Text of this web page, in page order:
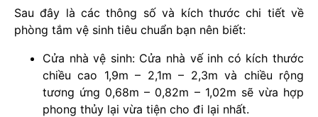
Sau đây là các thông số và kích thước chi tiết về
phòng tắm vệ sinh tiêu chuẩn bạn nên biết:
Cửa nhà vệ sinh: Cửa nhà vế inh có kích thước
chiều cao 1,9m – 2,1m – 2,3m và chiều rộng
tương ứng 0,68m – 0,82m – 1,02m sẽ vừa hợp
phong thủy lại vừa tiện cho đi lại nhất.